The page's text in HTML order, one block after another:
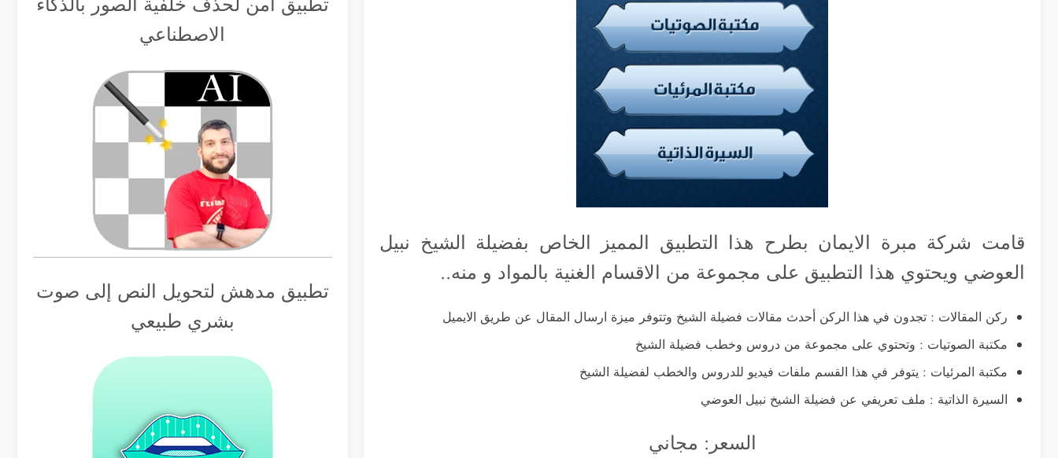
قامت شركة مبرة الايمان بطرح هذا التطبيق المميز الخاص بفضيلة الشيخ نبيل
العوضي ويحتوي هذا التطبيق على مجموعة من الاقسام الغنية بالمواد و منه..
ركن المقالات : تجدون في هذا الركن أحدث مقالات فضيلة الشيخ وتتوفر ميزة ارسال المقال عن طريق الايميل
مكتبة الصوتيات : وتحتوي على مجموعة من دروس وخطب فضيلة الشيخ
مكتبة المرئيات : يتوفر في هذا القسم ملفات فيديو للدروس والخطب لفضيلة الشيخ
السيرة الذاتية : ملف تعريفي عن فضيلة الشيخ نبيل العوضي
السعر: مجاني
الاصطناعي
تطبيق مدهش لتحويل النص إلى صوت
بشري طبيعي